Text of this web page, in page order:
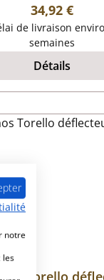
Prix régulier :
34,92 €
de livraison
semaines
Détails
Torello
notre
les